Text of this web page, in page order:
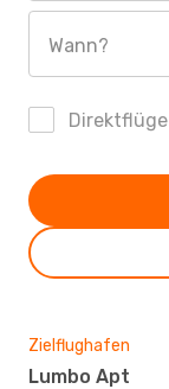
Wann?
Direktflüge
Zielflughafen
Lumbo Apt